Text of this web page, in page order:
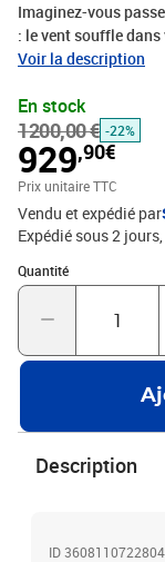
Imaginez-vous
: le vent souffle
le sable doux. Voilà
enfant pendant 5
une chambre
matin, au réveil,
commencer la
verdoyant, votre
sérénité. Profitez-en
rues et tremper vos
attend sur la Côte
Touquet-Paris-Plage
Voir la description
En stock
1200,00 € -22%
929,90€
Prix unitaire TTC
Vendu et expédié par
Expédié sous 2 jours
Quantité
Quantité : 1
Description
ID 3608110722804